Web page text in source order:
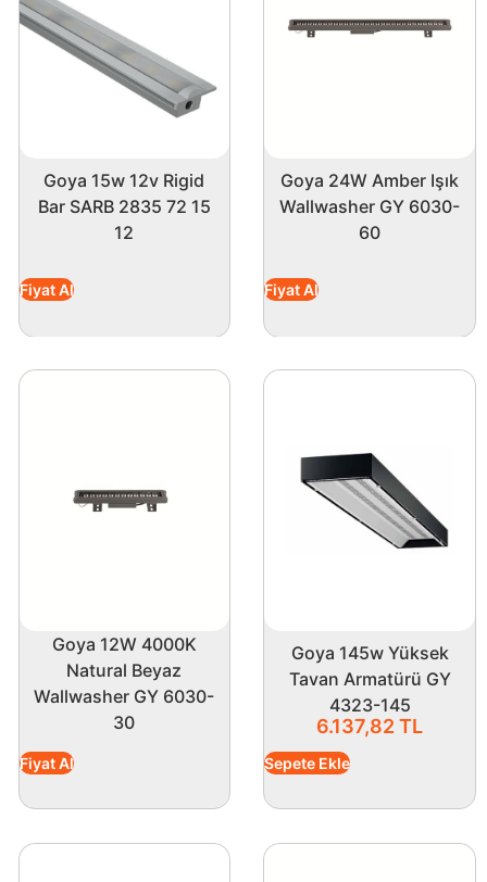
mekânınıza estetik bir katkı sunar. Bu
alışveriş yaparak kaliteli bir aydınlatma
artırmakla kalmaz, yaşam standartlarınızı da
Goya 15w 12v Rigid
Bar SARB 2835 72 15
12
Fiyat Al
Goya 24W Amber Işık
Wallwasher GY 6030-
60
Fiyat Al
Goya 12W 4000K
Natural Beyaz
Wallwasher GY 6030-
30
Fiyat Al
Goya 145w Yüksek
Tavan Armatürü GY
4323-145
6.137,82TL
Sepete Ekle